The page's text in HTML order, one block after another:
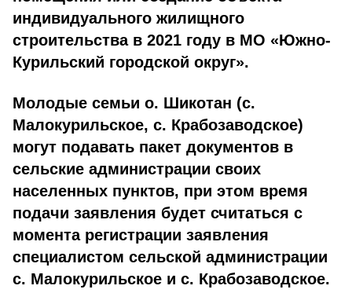
индивидуального жилищного
строительства в 2021 году в МО «Южно-
Курильский городской округ».
Молодые семьи о. Шикотан (с.
Малокурильское, с. Крабозаводское)
могут подавать пакет документов в
сельские администрации своих
населенных пунктов, при этом время
подачи заявления будет считаться с
момента регистрации заявления
специалистом сельской администрации
с. Малокурильское и с. Крабозаводское.